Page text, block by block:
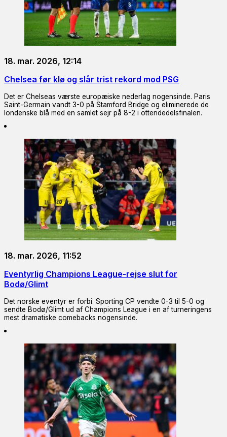
18. mar. 2026, 12:14
Chelsea før klø og slår trist rekord mod PSG
Det er Chelseas værste europæiske nederlag nogensinde. Paris
Saint-Germain vandt 3-0 på Stamford Bridge og eliminerede de
londenske blå med en samlet sejr på 8-2 i ottendedelsfinalen.
18. mar. 2026, 11:52
Eventyrlig Champions League-rejse slut for
Bodø/Glimt
Det norske eventyr er forbi. Sporting CP vendte 0-3 til 5-0 og
sendte Bodø/Glimt ud af Champions League i en af turneringens
mest dramatiske comebacks nogensinde.